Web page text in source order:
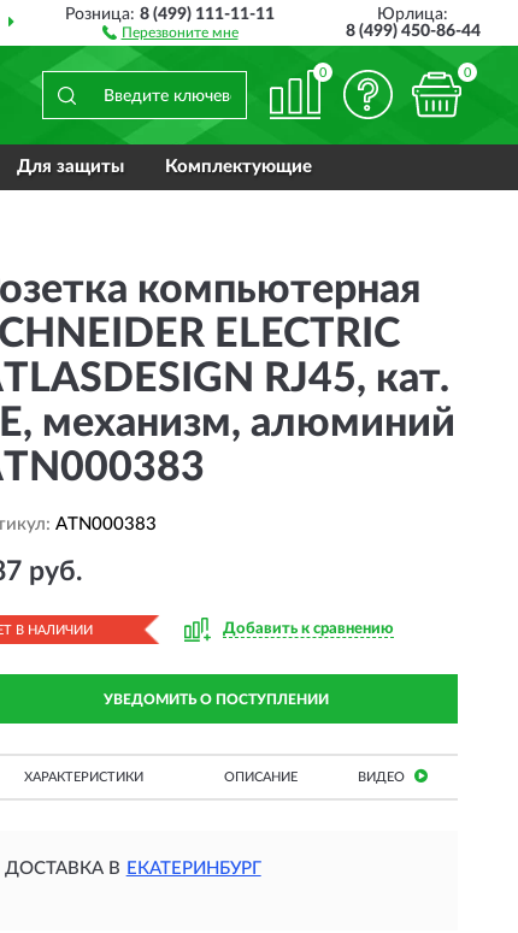
ДОСТАВИМ ПО ВСЕЙ РОССИИ
Розница:8 (499) 111-11-11
Перезвоните мне
Юрлица:
8 (499) 450-86-44
0 0
Для защиты Комплектующие
компьютерная
ELECTRIC
RJ45, кат.
механизм, алюминий
ATN000383
руб.
В НАЛИЧИИ Добавить к сравнению
УВЕДОМИТЬ О ПОСТУПЛЕНИИ
ХАРАКТЕРИСТИКИ ОПИСАНИЕ ВИДЕО
ДОСТАВКА В ЕКАТЕРИНБУРГ